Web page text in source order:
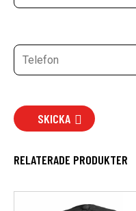
SKICKA
RELATERADE PRODUKTER